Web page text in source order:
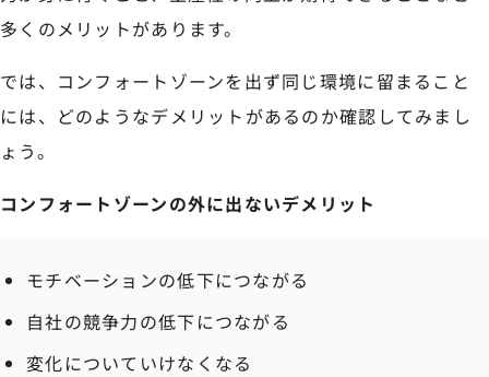
多くのメリットがあります。
では、コンフォートゾーンを出ず同じ環境に留まること
には、どのようなデメリットがあるのか確認してみまし
ょう。
コンフォートゾーンの外に出ないデメリット
モチベーションの低下につながる
自社の競争力の低下につながる
変化についていけなくなる